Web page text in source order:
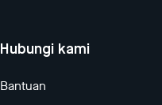
Hubungi kami
Bantuan